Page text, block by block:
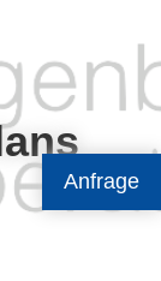
Anfrage